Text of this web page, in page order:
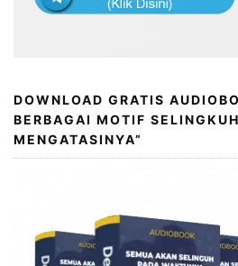
DOWNLOAD GRATIS
BERBAGAI MOTIF
MENGATASINYA”